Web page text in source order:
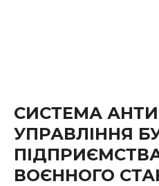
СИСТЕМА
УПРАВЛІННЯ
ВОЄННОГО